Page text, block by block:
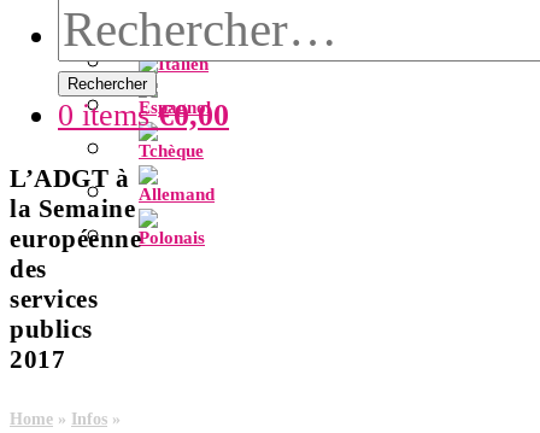
Rechercher
0 items€0,00
L’ADGT à
la Semaine
européenne
des
services
publics
2017
Home » Infos »